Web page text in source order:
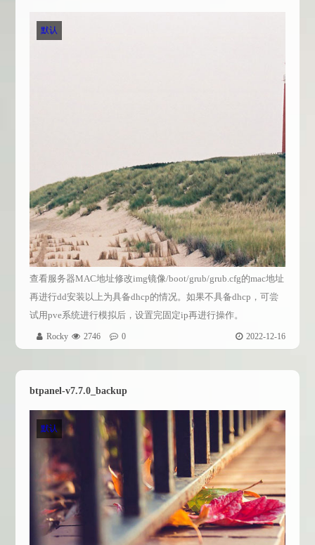
查看服务器MAC地址修改img镜像/boot/grub/grub.cfg的mac地址
再进行dd安装以上为具备dhcp的情况。如果不具备dhcp，可尝
试用pve系统进行模拟后，设置完固定ip再进行操作。
Rocky 2746 0 2022-12-16
默认
btpanel-v7.7.0_backup
默认